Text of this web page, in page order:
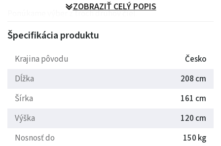
Ponúkame výber z troch druhov čiel.
Na posteľ je možné priobjednať Topper s príjemnou
vlastnosti. Topper výška 4 cm z elastickej peny, poťah
Tencel prateľný na 60 ° C.
ZOBRAZIŤ CELÝ POPIS
Špecifikácia produktu
Krajina pôvodu
Česko
Dĺžka
208 cm
Šírka
161 cm
Výška
120 cm
Nosnosť do
150 kg